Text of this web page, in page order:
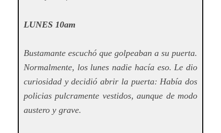
LUNES 10am
Bustamante escuchó que golpeaban a su puerta.
Normalmente, los lunes nadie hacía eso. Le dio
curiosidad y decidió abrir la puerta: Había dos
policias pulcramente vestidos, aunque de modo
austero y grave.